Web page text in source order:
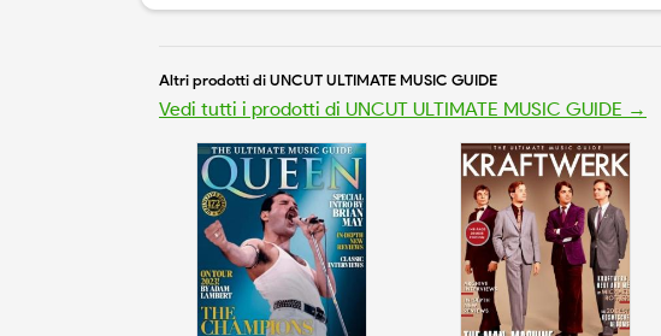
Altri prodotti di UNCUT ULTIMATE MUSIC GUIDE
Vedi tutti i prodotti di UNCUT ULTIMATE MUSIC GUIDE →